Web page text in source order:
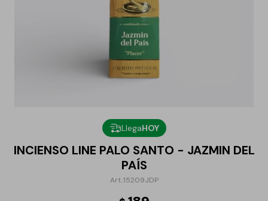
LlegaHOY
INCIENSO LINE PALO SANTO - JAZMIN DEL
PAÍS
15209JDP